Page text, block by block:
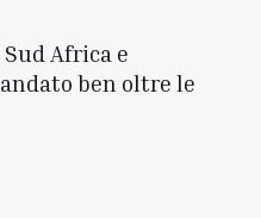
Africa e
ben oltre le